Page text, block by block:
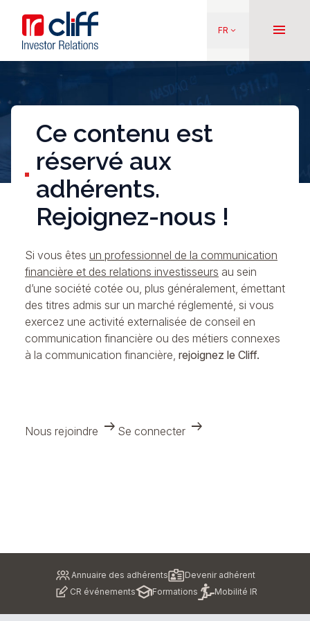
contenu
principal
Aller directement au contenu
FR keyboard_arrow_down menu
Ce contenu est
réservé aux
adhérents.
Rejoignez-nous !
Si vous êtes un professionnel de la communication
financière et des relations investisseurs au sein
d’une société cotée ou, plus généralement, émettant
des titres admis sur un marché réglementé, si vous
exercez une activité externalisée de conseil en
communication financière ou des métiers connexes
à la communication financière, rejoignez le Cliff.
Nous rejoindre arrow_right_alt Se connecter arrow_right_alt
Annuaire des adhérents
Devenir adhérent
CR événements
Formations Mobilité IR